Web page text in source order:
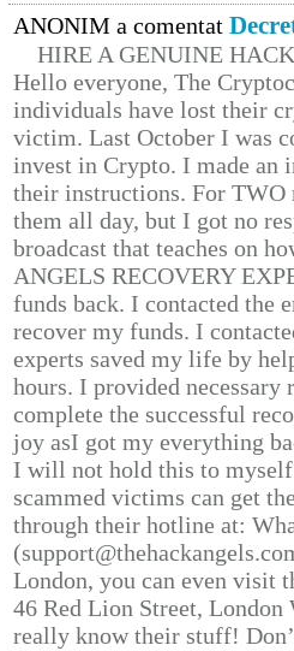
ANONIM a comentat
HIRE A GENUINE
Hello everyone, The
individuals have lost their
victim. Last October I was
invest in Crypto. I made
their instructions. For TWO
them all day, but I got no
broadcast that teaches on
ANGELS RECOVERY
funds back. I contacted the
recover my funds. I
experts saved my life by
hours. I provided
complete the successful
joy asI got my everything
I will not hold this to
scammed victims can get
through their hotline at:
London, you can even visit
46 Red Lion Street, London
really know their stuff!